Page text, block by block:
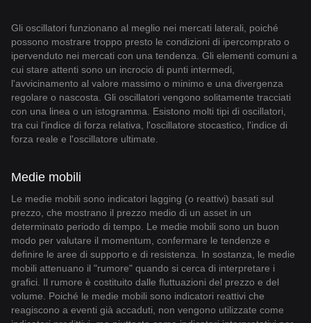
Gli oscillatori funzionano al meglio nei mercati laterali, poiché
possono mostrare troppo presto le condizioni di ipercomprato o
ipervenduto nei mercati con una tendenza. Gli elementi comuni a
cui stare attenti sono un incrocio di punti intermedi,
l'avvicinamento al valore massimo o minimo e una divergenza
regolare o nascosta. Gli oscillatori vengono solitamente tracciati
con una linea o un istogramma. Esistono molti tipi di oscillatori,
tra cui l'indice di forza relativa, l'oscillatore stocastico, l'indice di
forza reale e l'oscillatore ultimate.
Medie mobili
Le medie mobili sono indicatori lagging (o reattivi) basati sul
prezzo, che mostrano il prezzo medio di un asset in un
determinato periodo di tempo. Le medie mobili sono un buon
modo per valutare il momentum, confermare le tendenze e
definire le aree di supporto e di resistenza. In sostanza, le medie
mobili attenuano il "rumore" quando si cerca di interpretare i
grafici. Il rumore è costituito dalle fluttuazioni del prezzo e del
volume. Poiché le medie mobili sono indicatori reattivi che
reagiscono a eventi già accaduti, non vengono utilizzate come